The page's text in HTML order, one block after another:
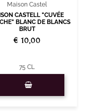
Maison Castel
CASTELL "CUVÉE
BLANC DE BLANCS
BRUT
€ 10,00
75 CL